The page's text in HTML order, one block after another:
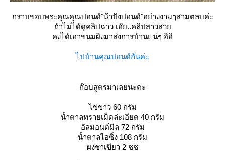
กราบขอบพระคุณคุณปอนด์"น้าปังปอนด์"อย่างงามๆสามตลบค่ะ
ถ้าไม่ได้ดูคลิปฉาว เอ๊ย..คลิปสาวสว
คงได้เอาขนมผิงมาส่งการบ้านแน่ๆ อิอิ
ไปบ้านคุณปอนด์กันค่ะ
ก๊อบสูตรมาเลยนะคะ
ไข่ขาว 60 กรัม
น้ำตาลทรายเม็ดล่ะเอียด 40 กรัม
อัลมอนต์มีล 72 กรัม
น้ำตาลไอซิ่ง 108 กรัม
ผงชาเขียว 2 ชช